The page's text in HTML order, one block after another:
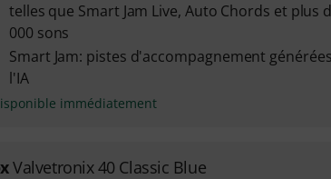
telles que Smart Jam Live, Auto Chords et plus
000 sons
Smart Jam: pistes d'accompagnement
l'IA
immédiatement
Valvetronix 40 Classic Blue